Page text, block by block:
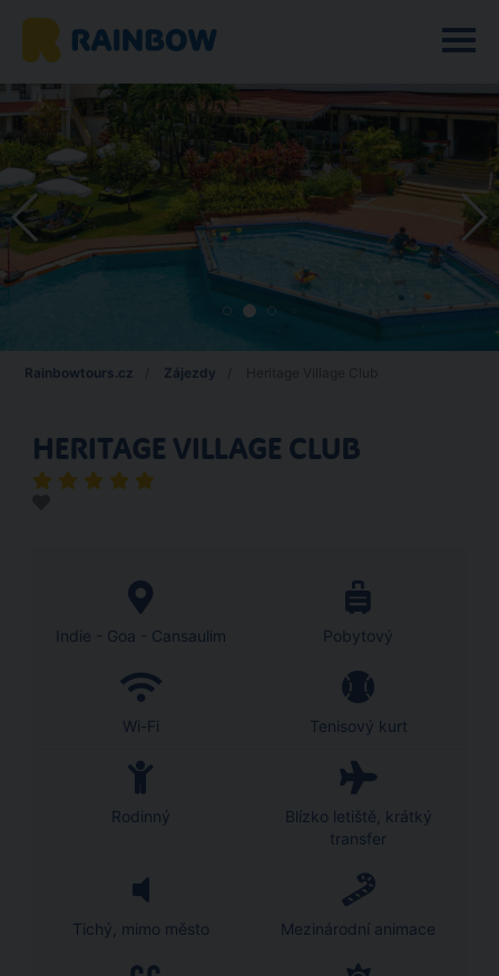
Rainbowtours.cz Zájezdy
HERITAGE VILLAGE CLUB
Indie - Goa - Cansaulim Pobytový
Wi-Fi Tenisový kurt
Rodinný
Blízko letiště, krátký
transfer
Tichý, mimo město Mezinárodní animace